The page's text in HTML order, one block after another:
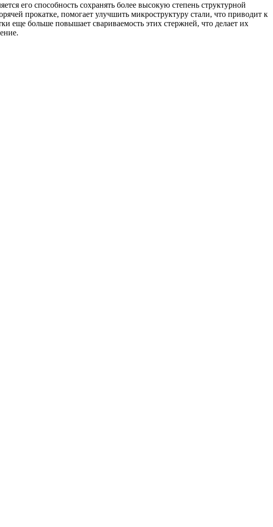
его способность сохранять более высокую степень структурной
прокатке, помогает улучшить микроструктуру стали, что приводит к
еще больше повышает свариваемость этих стержней, что делает их